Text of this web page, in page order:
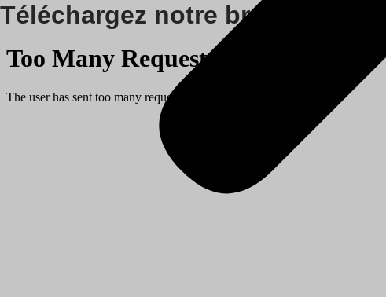
Téléchargez notre brochure